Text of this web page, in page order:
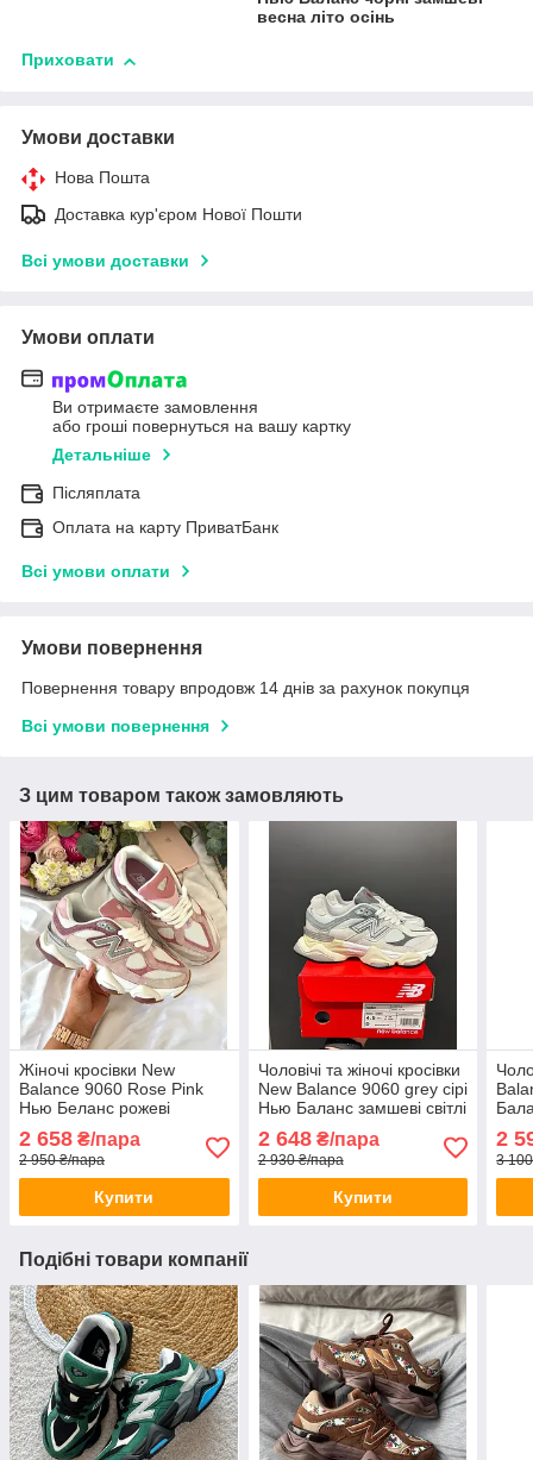
весна літо осінь
Приховати
Умови доставки
Нова Пошта
Доставка кур'єром Нової Пошти
Всі умови доставки
Умови оплати
Ви отримаєте замовлення
або гроші повернуться на вашу картку
Детальніше
Післяплата
Оплата на карту ПриватБанк
Всі умови оплати
Умови повернення
Повернення товару впродовж 14 днів за рахунок покупця
Всі умови повернення
З цим товаром також замовляють
Жіночі кросівки New
Balance 9060 Rose Pink
Нью Беланс рожеві
замшеві весняно-літні
2 658 ₴/пара
2 950 ₴/пара
Купити
Чоловічі та жіночі кросівки
New Balance 9060 grey сірі
Нью Баланс замшеві світлі
2 648₴/пара
2 930 ₴/пара
Купити
2
3
Подібні товари компанії